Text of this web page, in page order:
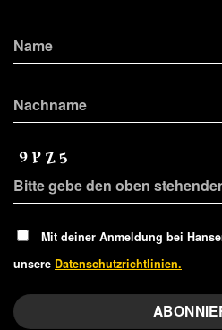
Mit deiner Anmeldung bei
unsere Datenschutzrichtlinien.